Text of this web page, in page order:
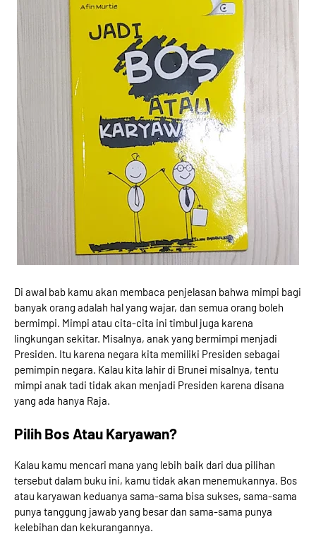
Di awal bab kamu akan membaca penjelasan bahwa mimpi bagi
banyak orang adalah hal yang wajar, dan semua orang boleh
bermimpi. Mimpi atau cita-cita ini timbul juga karena
lingkungan sekitar. Misalnya, anak yang bermimpi menjadi
Presiden. Itu karena negara kita memiliki Presiden sebagai
pemimpin negara. Kalau kita lahir di Brunei misalnya, tentu
mimpi anak tadi tidak akan menjadi Presiden karena disana
yang ada hanya Raja.
Pilih Bos Atau Karyawan?
Kalau kamu mencari mana yang lebih baik dari dua pilihan
tersebut dalam buku ini, kamu tidak akan menemukannya. Bos
atau karyawan keduanya sama-sama bisa sukses, sama-sama
punya tanggung jawab yang besar dan sama-sama punya
kelebihan dan kekurangannya.